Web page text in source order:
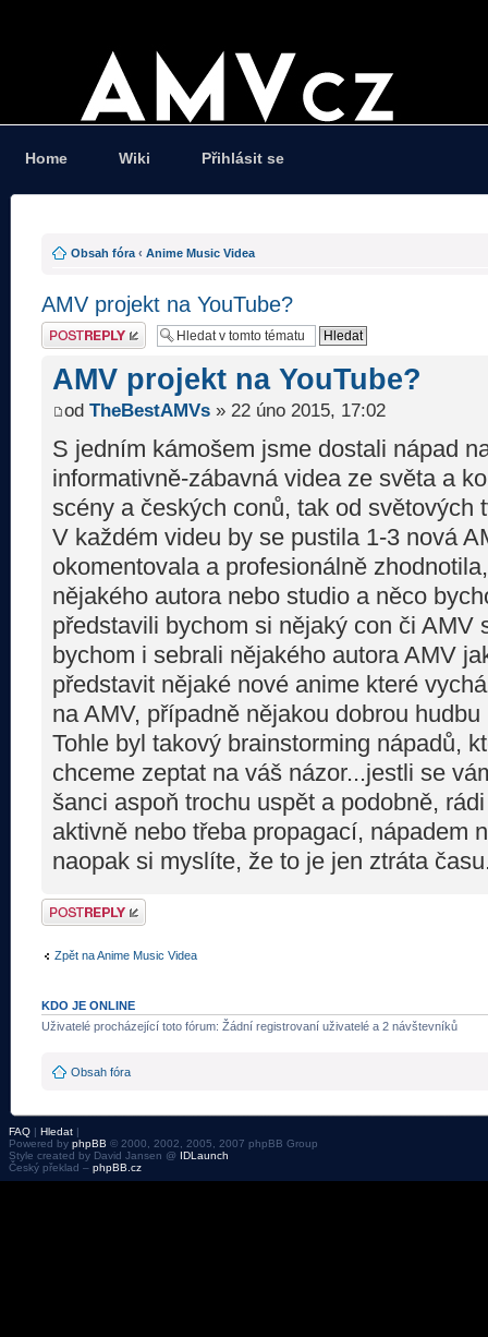
Home Wiki Přihlásit se
Obsah fóra ‹ Anime Music Videa
AMV projekt na YouTube?
Odeslat odpověď
AMV projekt na YouTube?
od TheBestAMVs » 22 úno 2015, 17:02
S jedním kámošem jsme dostali nápad
informativně-zábavná videa ze světa a
scény a českých conů, tak od světových
V každém videu by se pustila 1-3 nová
okomentovala a profesionálně
nějakého autora nebo studio a něco
představili bychom si nějaký con či AMV
bychom i sebrali nějakého autora AMV
představit nějaké nové anime které
na AMV, případně nějakou dobrou
Tohle byl takový brainstorming nápadů,
chceme zeptat na váš názor...jestli se
šanci aspoň trochu uspět a podobně,
aktivně nebo třeba propagací, nápadem
naopak si myslíte, že to je jen ztráta
Odeslat odpověď
Zpět na Anime Music Videa
KDO JE ONLINE
Uživatelé procházející toto fórum: Žádní registrovaní uživatelé a 2 návštevníků
Obsah fóra
FAQ | Hledat |
Powered by phpBB © 2000, 2002, 2005, 2007 phpBB Group
Style created by David Jansen @ IDLaunch
Český překlad – phpBB.cz